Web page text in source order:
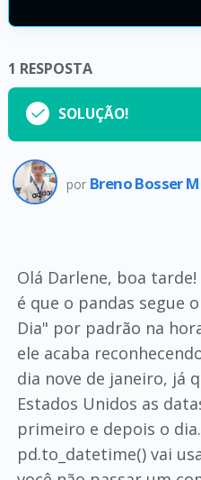
1 RESPOSTA
SOLUÇÃO!
por Breno Bosser
Olá Darlene, boa
é que o pandas segue
Dia" por padrão na
ele acaba
dia nove de janeiro, já
Estados Unidos as
primeiro e depois o
pd.to_datetime() vai